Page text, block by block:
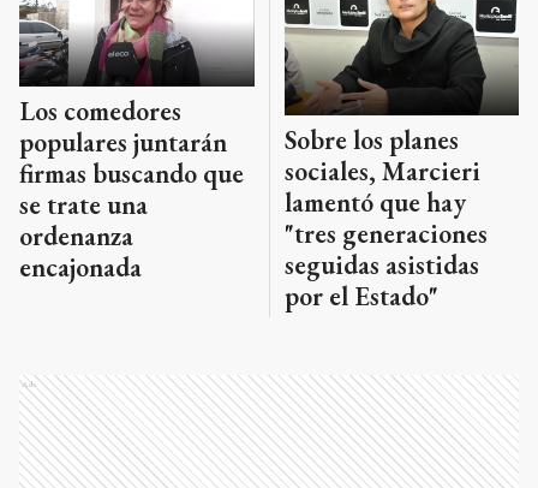
Los comedores
populares juntarán
firmas buscando que
se trate una
ordenanza
encajonada
Sobre los planes
sociales, Marcieri
lamentó que hay
"tres generaciones
seguidas asistidas
por el Estado"
Ads